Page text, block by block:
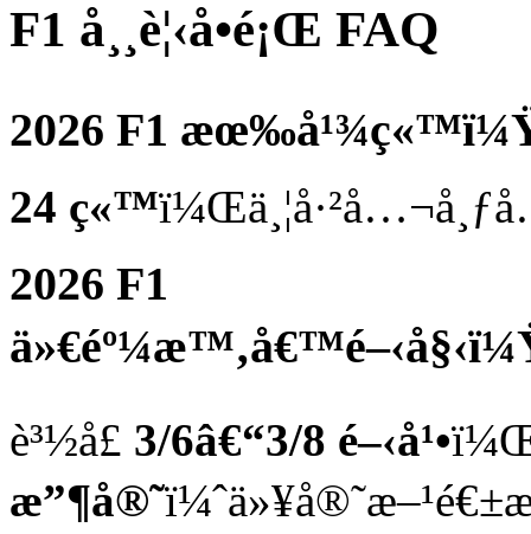
F1 å¸¸è¦‹å•é¡Œ FAQ
2026 F1
24 ç«™
2026 F1
è³½å­£ 3/6â€“3/8 é–‹å¹•
æ”¶å®˜